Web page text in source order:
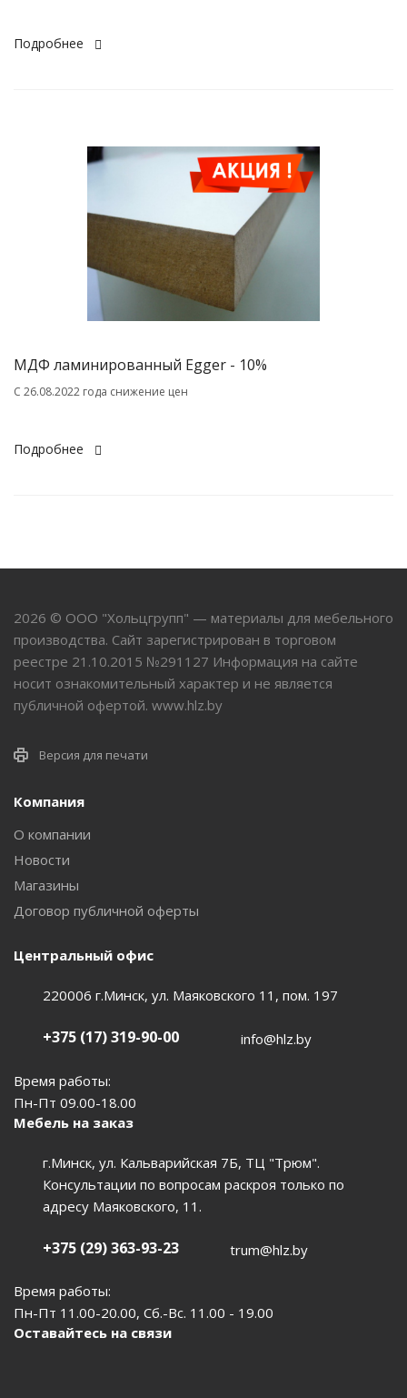
Подробнее
МДФ ламинированный Egger - 10%
C 26.08.2022 года снижение цен
Подробнее
2026 © ООО "Хольцгрупп" — материалы для мебельного
производства. Сайт зарегистрирован в торговом
реестре 21.10.2015 №291127 Информация на сайте
носит ознакомительный характер и не является
публичной офертой. www.hlz.by
Версия для печати
Компания
О компании
Новости
Магазины
Договор публичной оферты
Центральный офис
220006 г.Минск, ул. Маяковского 11, пом. 197
+375 (17) 319-90-00 info@hlz.by
Время работы:
Пн-Пт 09.00-18.00
Мебель на заказ
г.Минск, ул. Кальварийская 7Б, ТЦ "Трюм".
Консультации по вопросам раскроя только по
адресу Маяковского, 11.
+375 (29) 363-93-23 trum@hlz.by
Время работы:
Пн-Пт 11.00-20.00, Сб.-Вс. 11.00 - 19.00
Оставайтесь на связи